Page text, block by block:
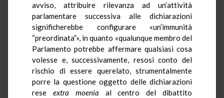
avviso, attribuire rilevanza ad un’attività
parlamentare successiva alle dichiarazioni
significherebbe configurare «un’immunità
“preordinata”», in quanto «qualunque membro del
Parlamento potrebbe affermare qualsiasi cosa
volesse e, successivamente, resosi conto del
rischio di essere querelato, strumentalmente
porre la questione oggetto delle dichiarazioni
rese extra moenia al centro del dibattito